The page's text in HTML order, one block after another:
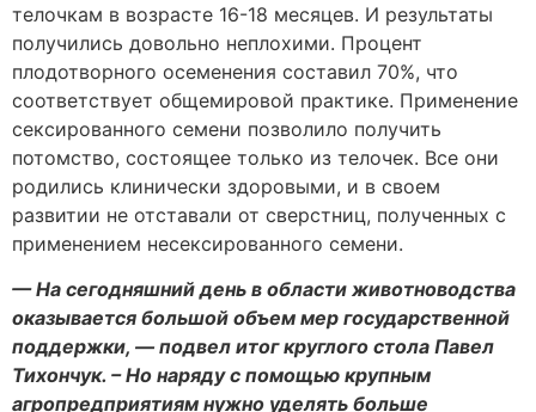
телочкам в возрасте 16-18 месяцев. И результаты
получились довольно неплохими. Процент
плодотворного осеменения составил 70%, что
соответствует общемировой практике. Применение
сексированного семени позволило получить
потомство, состоящее только из телочек. Все они
родились клинически здоровыми, и в своем
развитии не отставали от сверстниц, полученных с
применением несексированного семени.
— На сегодняшний день в области животноводства
оказывается большой объем мер государственной
поддержки, — подвел итог круглого стола Павел
Тихончук. – Но наряду с помощью крупным
агропредприятиям нужно уделять больше